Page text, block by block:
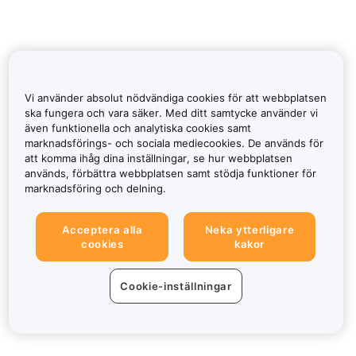
Vi använder absolut nödvändiga cookies för att webbplatsen
ska fungera och vara säker. Med ditt samtycke använder vi
även funktionella och analytiska cookies samt
marknadsförings- och sociala mediecookies. De används för
att komma ihåg dina inställningar, se hur webbplatsen
används, förbättra webbplatsen samt stödja funktioner för
marknadsföring och delning.
Acceptera alla
cookies
Neka ytterligare
kakor
Cookie-inställningar